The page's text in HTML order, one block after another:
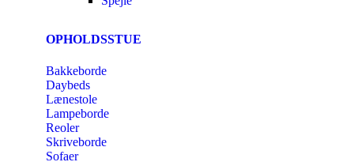
OPHOLDSSTUE
Bakkeborde
Daybeds
Lænestole
Lampeborde
Reoler
Skriveborde
Sofaer